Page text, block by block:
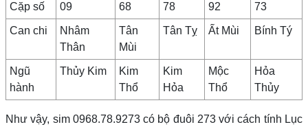
Cặp số 09 68 78 92 73
Can chi
Nhâm
Thân
Tân
Mùi
Tân Tỵ Ất Mùi Bính Tý
Ngũ
hành
Thủy Kim
Kim
Thổ
Kim
Hỏa
Mộc
Thổ
Hỏa
Thủy
Như vậy, sim 0968.78.9273 có bộ đuôi 273 với cách tính Lục